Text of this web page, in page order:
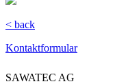
< back
Kontaktformular
SAWATEC AG